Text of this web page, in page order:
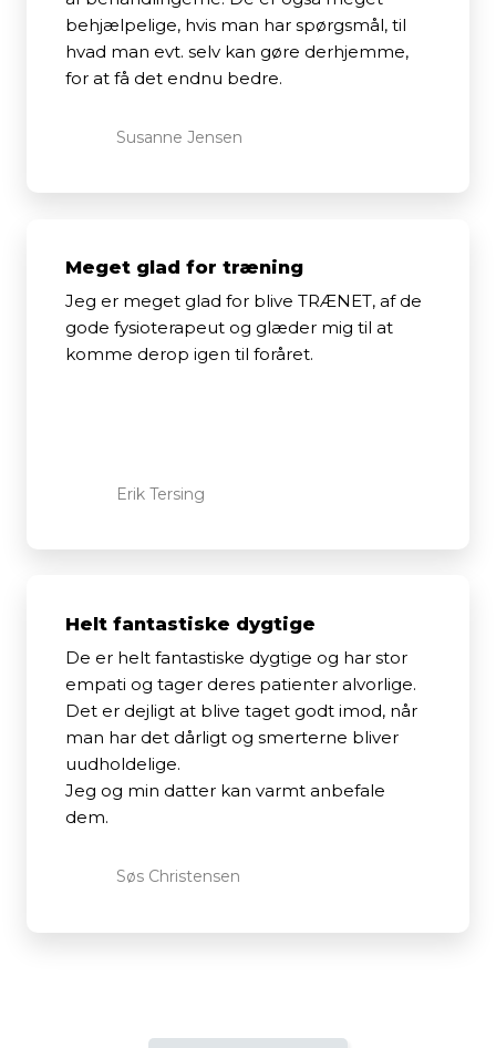
behjælpelige, hvis man har spørgsmål, til
hvad man evt. selv kan gøre derhjemme,
for at få det endnu bedre.
Susanne Jensen​
Meget glad for træning
Jeg er meget glad for blive TRÆNET, af de
gode fysioterapeut og glæder mig til at
komme derop igen til foråret.
Erik Tersing
Helt fantastiske dygtige
De er helt fantastiske dygtige og har stor
empati og tager deres patienter alvorlige.
Det er dejligt at blive taget godt imod, når
man har det dårligt og smerterne bliver
uudholdelige.
Jeg og min datter kan varmt anbefale
dem.
Søs Christensen​